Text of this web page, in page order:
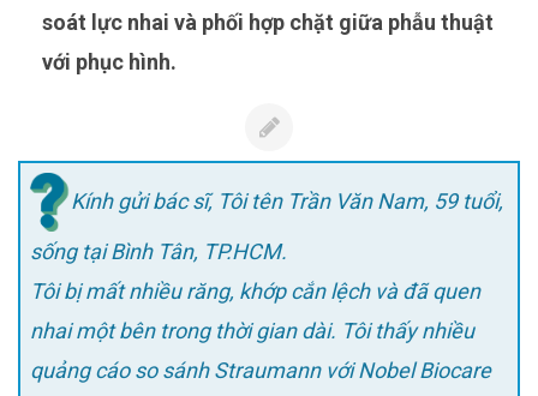
soát lực nhai và phối hợp chặt giữa phẫu thuật
với phục hình.
Kính gửi bác sĩ, Tôi tên Trần Văn Nam, 59 tuổi,
sống tại Bình Tân, TP.HCM.
Tôi bị mất nhiều răng, khớp cắn lệch và đã quen
nhai một bên trong thời gian dài. Tôi thấy nhiều
quảng cáo so sánh Straumann với Nobel Biocare